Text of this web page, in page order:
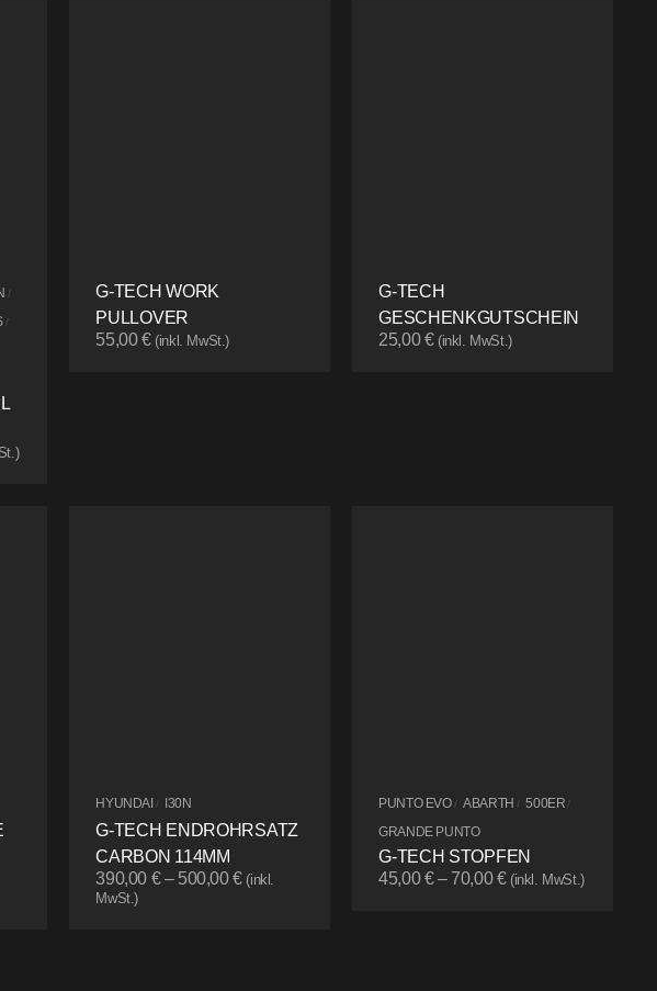
/
/
G-TECH WORK
PULLOVER
55,00€ (inkl. MwSt.)
G-TECH
GESCHENKGUTSCHEIN
25,00€ (inkl. MwSt.)
HYUNDAI / I30N
G-TECH ENDROHRSATZ
CARBON 114MM
390,00 €– 500,00€ (inkl.
MwSt.)
PUNTO EVO / ABARTH / 500ER /
GRANDE PUNTO
G-TECH STOPFEN
45,00€– 70,00€ (inkl. MwSt.)